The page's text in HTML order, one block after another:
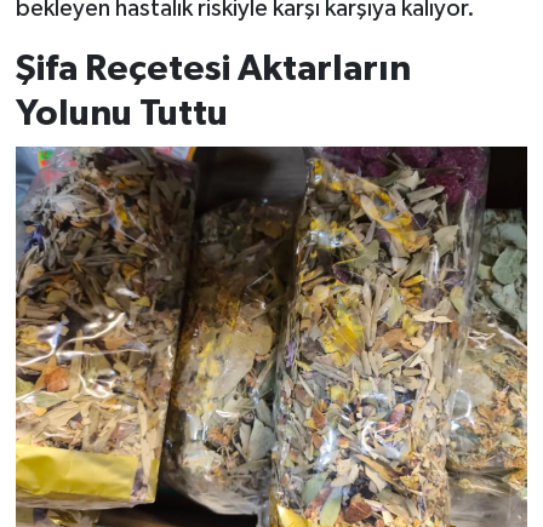
bekleyen hastalık riskiyle karşı karşıya kalıyor.
Şifa Reçetesi Aktarların
Yolunu Tuttu